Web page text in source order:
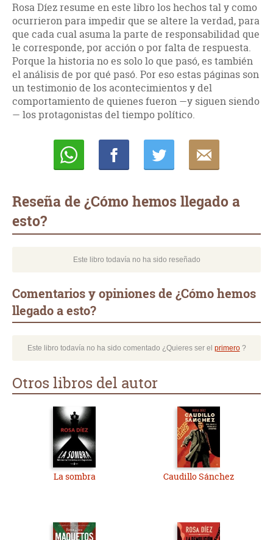
Rosa Díez resume en este libro los hechos tal y como
ocurrieron para impedir que se altere la verdad, para
que cada cual asuma la parte de responsabilidad que
le corresponde, por acción o por falta de respuesta.
Porque la historia no es solo lo que pasó, es también
el análisis de por qué pasó. Por eso estas páginas son
un testimonio de los acontecimientos y del
comportamiento de quienes fueron —y siguen siendo
— los protagonistas del tiempo político.
Reseña de ¿Cómo hemos llegado a
esto?
Este libro todavía no ha sido reseñado
Comentarios y opiniones de ¿Cómo hemos
llegado a esto?
Este libro todavía no ha sido comentado ¿Quieres ser el primero?
Otros libros del autor
La sombra Caudillo Sánchez